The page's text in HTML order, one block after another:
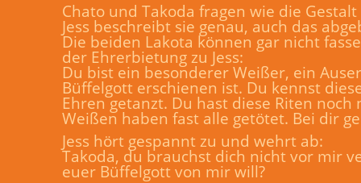
Chato und Takoda fragen wie die
Jess beschreibt sie genau, auch das
Die beiden Lakota können gar nicht
der Ehrerbietung zu Jess:
Du bist ein besonderer Weißer, ein
Büffelgott erschienen ist. Du kennst
Ehren getanzt. Du hast diese Riten
Weißen haben fast alle getötet. Bei dir
Jess hört gespannt zu und wehrt ab:
Takoda, du brauchst dich nicht vor mir
euer Büffelgott von mir will?